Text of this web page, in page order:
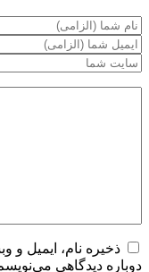
ذخیره نام، ایمیل و
دوباره دیدگاهی